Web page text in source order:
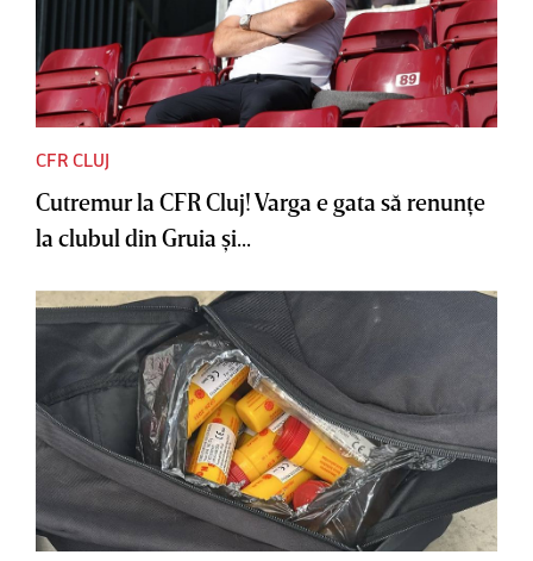
CFR CLUJ
Cutremur la CFR Cluj! Varga e gata să renunţe
la clubul din Gruia şi...